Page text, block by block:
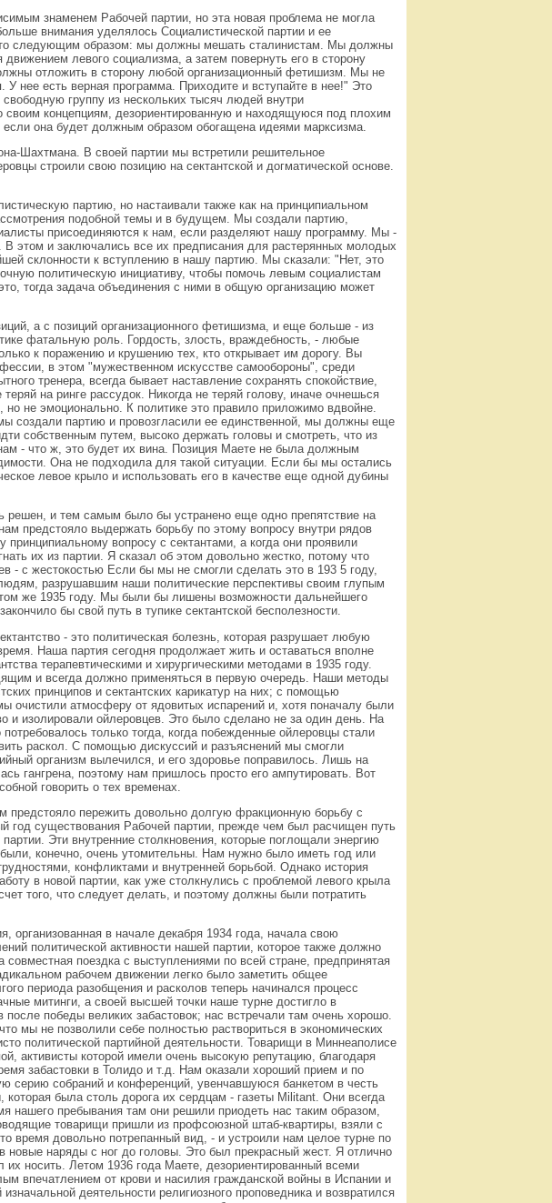
знаменем Рабочей партии, но эта новая проблема не могла
внимания уделялось Социалистической партии и ее
следующим образом: мы должны мешать сталинистам. Мы должны
левого социализма, а затем повернуть его в сторону
отложить в сторону любой организационный фетишизм. Мы не
нее есть верная программа. Приходите и вступайте в нее!" Это
группу из нескольких тысяч людей внутри
концепциям, дезориентированную и находящуюся под плохим
она будет должным образом обогащена идеями марксизма.
Шахтмана. В своей партии мы встретили решительное
строили свою позицию на сектантской и догматической основе.
партию, но настаивали также как на принципиальном
подобной темы и в будущем. Мы создали партию,
присоединяются к нам, если разделяют нашу программу. Мы -
этом и заключались все их предписания для растерянных молодых
склонности к вступлению в нашу партию. Мы сказали: "Нет, это
политическую инициативу, чтобы помочь левым социалистам
тогда задача объединения с ними в общую организацию может
а с позиций организационного фетишизма, и еще больше - из
фатальную роль. Гордость, злость, враждебность, - любые
к поражению и крушению тех, кто открывает им дорогу. Вы
в этом "мужественном искусстве самообороны", среди
тренера, всегда бывает наставление сохранять спокойствие,
на ринге рассудок. Никогда не теряй голову, иначе очнешься
не эмоционально. К политике это правило приложимо вдвойне.
создали партию и провозгласили ее единственной, мы должны еще
собственным путем, высоко держать головы и смотреть, что из
- что ж, это будет их вина. Позиция Маете не была должным
Она не подходила для такой ситуации. Если бы мы остались
левое крыло и использовать его в качестве еще одной дубины
решен, и тем самым было бы устранено еще одно препятствие на
предстояло выдержать борьбу по этому вопросу внутри рядов
вопросу с сектантами, а когда они проявили
их из партии. Я сказал об этом довольно жестко, потому что
- с жестокостью Если бы мы не смогли сделать это в 193 5 году,
разрушавшим наши политические перспективы своим глупым
же 1935 году. Мы были бы лишены возможности дальнейшего
бы свой путь в тупике сектантской бесполезности.
- это политическая болезнь, которая разрушает любую
Наша партия сегодня продолжает жить и оставаться вполне
терапевтическими и хирургическими методами в 1935 году.
и всегда должно применяться в первую очередь. Наши методы
принципов и сектантских карикатур на них; с помощью
очистили атмосферу от ядовитых испарений и, хотя поначалу были
и изолировали ойлеровцев. Это было сделано не за один день. На
только тогда, когда побежденные ойлеровцы стали
раскол. С помощью дискуссий и разъяснений мы смогли
организм вылечился, и его здоровье поправилось. Лишь на
гангрена, поэтому нам пришлось просто его ампутировать. Вот
говорить о тех временах.
предстояло пережить довольно долгую фракционную борьбу с
год существования Рабочей партии, прежде чем был расчищен путь
Эти внутренние столкновения, которые поглощали энергию
конечно, очень утомительны. Нам нужно было иметь год или
конфликтами и внутренней борьбой. Однако история
в новой партии, как уже столкнулись с проблемой левого крыла
того, что следует делать, и поэтому должны были потратить
организованная в начале декабря 1934 года, начала свою
политической активности нашей партии, которое также должно
поездка с выступлениями по всей стране, предпринятая
рабочем движении легко было заметить общее
периода разобщения и расколов теперь начинался процесс
митинги, а своей высшей точки наше турне достигло в
победы великих забастовок; нас встречали там очень хорошо.
мы не позволили себе полностью раствориться в экономических
политической партийной деятельности. Товарищи в Миннеаполисе
активисты которой имели очень высокую репутацию, благодаря
забастовки в Толидо и т.д. Нам оказали хороший прием и по
серию собраний и конференций, увенчавшуюся банкетом в честь
которая была столь дорога их сердцам - газеты Militant. Они всегда
нашего пребывания там они решили приодеть нас таким образом,
товарищи пришли из профсоюзной штаб-квартиры, взяли с
время довольно потрепанный вид, - и устроили нам целое турне по
наряды с ног до головы. Это был прекрасный жест. Я отлично
носить. Летом 1936 года Маете, дезориентированный всеми
впечатлением от крови и насилия гражданской войны в Испании и
деятельности религиозного проповедника и возвратился